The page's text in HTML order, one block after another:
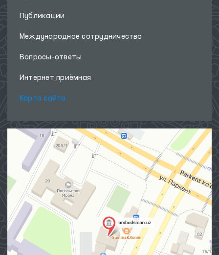
Публикации
Международное сотрудничество
Вопросы-ответы
Интернет приёмная
Карта сайта